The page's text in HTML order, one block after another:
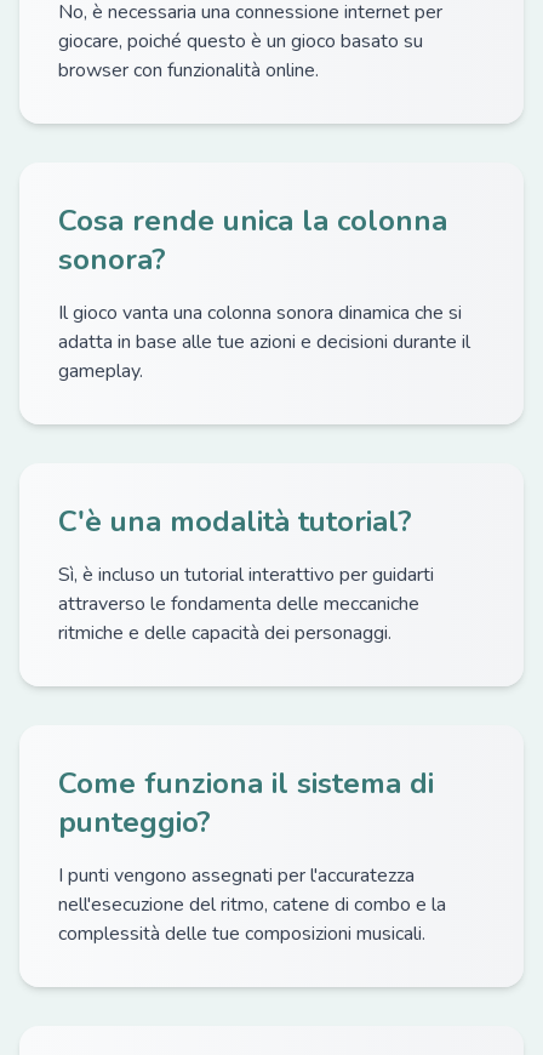
No, è necessaria una connessione internet per
giocare, poiché questo è un gioco basato su
browser con funzionalità online.
Cosa rende unica la colonna
sonora?
Il gioco vanta una colonna sonora dinamica che si
adatta in base alle tue azioni e decisioni durante il
gameplay.
C'è una modalità tutorial?
Sì, è incluso un tutorial interattivo per guidarti
attraverso le fondamenta delle meccaniche
ritmiche e delle capacità dei personaggi.
Come funziona il sistema di
punteggio?
I punti vengono assegnati per l'accuratezza
nell'esecuzione del ritmo, catene di combo e la
complessità delle tue composizioni musicali.